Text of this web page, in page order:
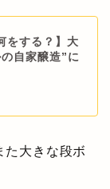
をする？】大
自家醸造”に
た大きな段ボ